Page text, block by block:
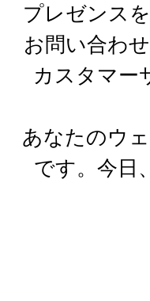
プレゼンス
お問い合わ
カスタマー
あなたのウ
です。今日